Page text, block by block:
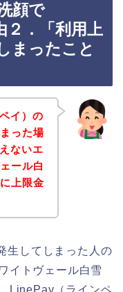
顔で
２．「利用上
まったこと
イ）の
った場
ないエ
ール白
上限金
生してしまった人の
イトヴェール白雪
LinePay（ラインペ